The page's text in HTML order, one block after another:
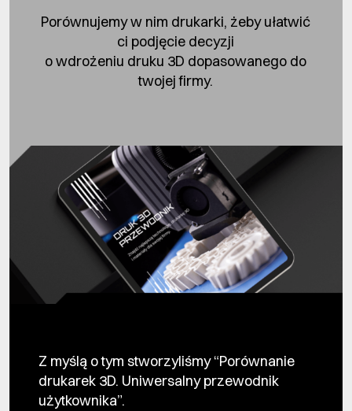
Porównujemy w nim drukarki, żeby ułatwić
ci podjęcie decyzji
o wdrożeniu druku 3D dopasowanego do
twojej firmy.
Z myślą o tym stworzyliśmy “Porównanie
drukarek 3D. Uniwersalny przewodnik
użytkownika”.